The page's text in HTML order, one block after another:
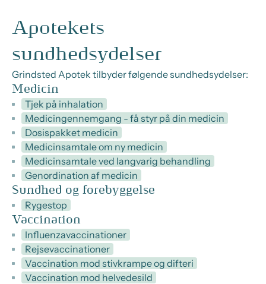
Apotekets
sundhedsydelser
Grindsted Apotek tilbyder følgende sundhedsydelser:
Medicin
Tjek på inhalation
Medicingennemgang - få styr på din medicin
Dosispakket medicin
Medicinsamtale om ny medicin
Medicinsamtale ved langvarig behandling
Genordination af medicin
Sundhed og forebyggelse
Rygestop
Vaccination
Influenzavaccinationer
Rejsevaccinationer
Vaccination mod stivkrampe og difteri
Vaccination mod helvedesild